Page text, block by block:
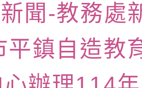
灣師範大學辦理
康促進學校輔導
研習」實施計畫
家教育研究院中
族教育政策研討
育部國民及學前
政府教育局辦理
立臺灣師範大學
關國立成功大學
聞-教務處
平鎮自造教